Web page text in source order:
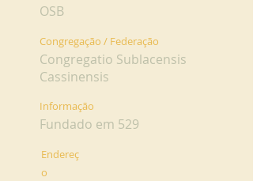
OSB
Congregação / Federação
Congregatio Sublacensis
Cassinensis
Informação
Fundado em 529
Endereç
o